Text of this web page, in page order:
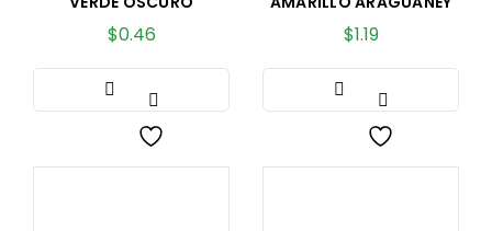
$0.46 $1.19